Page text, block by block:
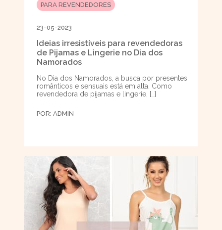
PARA REVENDEDORES
23-05-2023
Ideias irresistíveis para revendedoras
de Pijamas e Lingerie no Dia dos
Namorados
No Dia dos Namorados, a busca por presentes
românticos e sensuais está em alta. Como
revendedora de pijamas e lingerie, […]
POR: ADMIN